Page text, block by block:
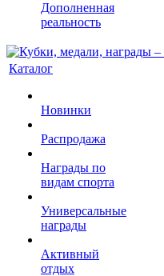
Дополненная
реальность
Каталог
Новинки
Распродажа
Награды по
видам спорта
Универсальные
награды
Активный
отдых